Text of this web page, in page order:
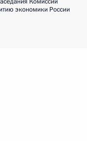
экономики России